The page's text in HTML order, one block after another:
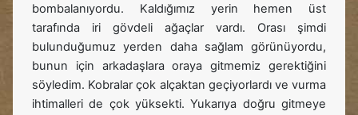
bombalanıyordu. Kaldığımız yerin hemen üst
tarafında iri gövdeli ağaçlar vardı. Orası şimdi
bulunduğumuz yerden daha sağlam görünüyordu,
bunun için arkadaşlara oraya gitmemiz gerektiğini
söyledim. Kobralar çok alçaktan geçiyorlardı ve vurma
ihtimalleri de çok yüksekti. Yukarıya doğru gitmeye